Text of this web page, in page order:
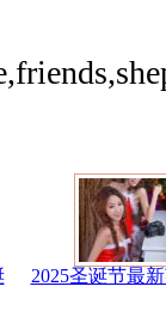
2025圣诞节最